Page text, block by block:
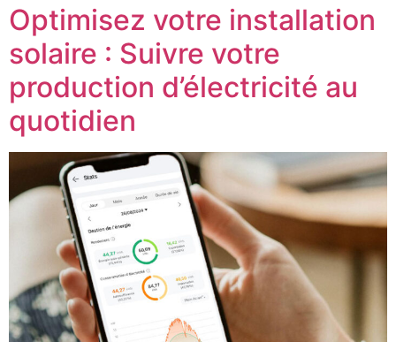
Optimisez votre installation
solaire : Suivre votre
production d’électricité au
quotidien